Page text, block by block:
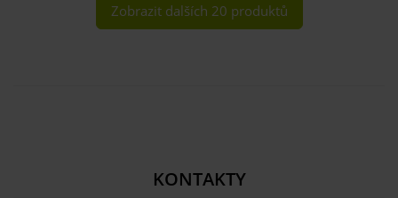
Zobrazit dalších 20 produktů
KONTAKTY